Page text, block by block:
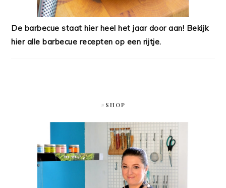
De barbecue staat hier heel het jaar door aan! Bekijk
hier alle barbecue recepten op een rijtje.
#SHOP